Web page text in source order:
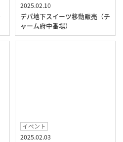
2025.02.10
デパ地下スイーツ移動販売（チ
ャーム府中番場）
イベント
2025.02.03